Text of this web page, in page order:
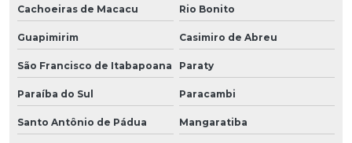
Cachoeiras de Macacu Rio Bonito
Guapimirim Casimiro de Abreu
São Francisco de Itabapoana Paraty
Paraíba do Sul Paracambi
Santo Antônio de Pádua Mangaratiba